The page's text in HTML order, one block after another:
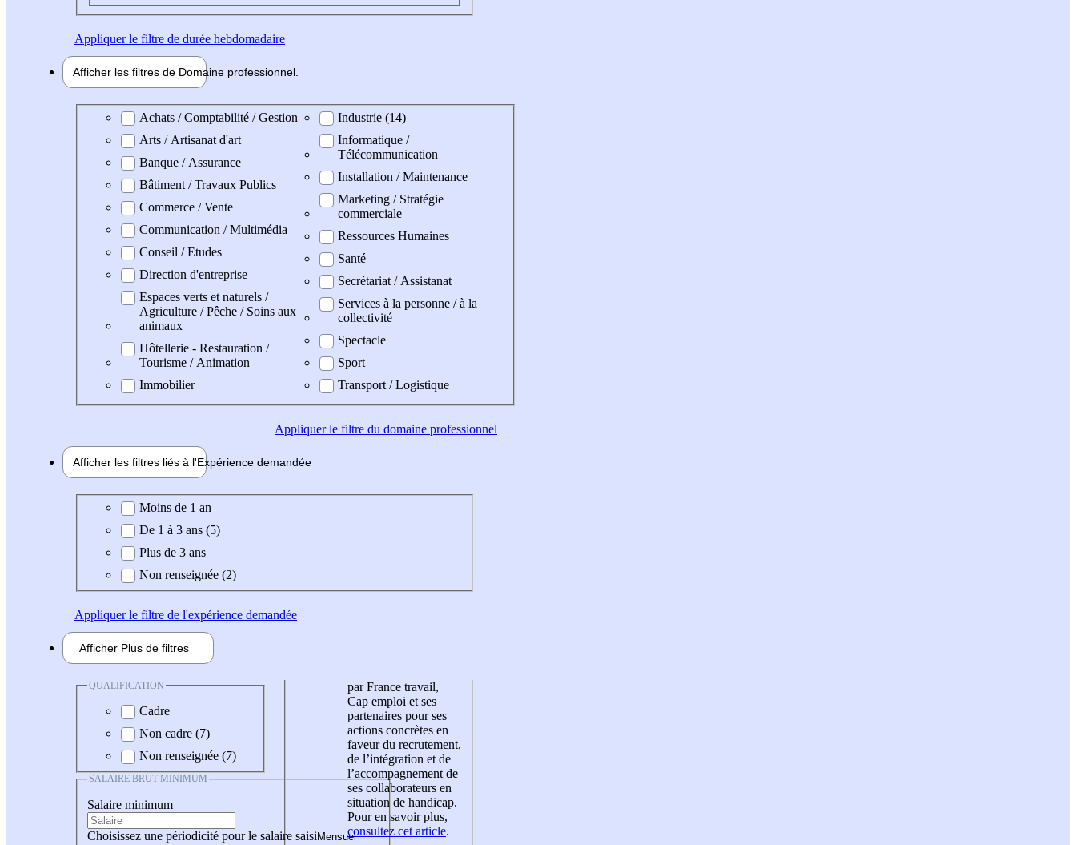
Appliquerle filtre de durée hebdomadaire
Afficher les filtres de Domaine professionnel
Domaine professionel
Achats / Comptabilité / Gestion
Arts / Artisanat d'art
Banque / Assurance
Bâtiment / Travaux Publics
Commerce / Vente
Communication / Multimédia
Conseil / Etudes
Direction d'entreprise
Espaces verts et naturels /
Agriculture / Pêche / Soins aux
animaux
Hôtellerie - Restauration /
Tourisme / Animation
Immobilier
Industrie (14)
Informatique /
Télécommunication
Installation / Maintenance
Marketing / Stratégie
commerciale
Ressources Humaines
Santé
Secrétariat / Assistanat
Services à la personne / à la
collectivité
Spectacle
Sport
Transport / Logistique
Appliquerle filtre du domaine professionnel
Afficher les filtres liés à l'Expérience demandée
Expérience demandée
Moins de 1 an
De 1 à 3 ans (5)
Plus de 3 ans
Non renseignée (2)
Appliquerle filtre de l'expérience demandée
Afficher Plus de filtres
QUALIFICATION
Cadre
Non cadre (7)
Non renseignée (7)
SALAIRE BRUT MINIMUM
Salaire minimum
Choisissez une périodicité pour le salaire saisi
par France travail,
Cap emploi et ses
partenaires pour ses
actions concrètes en
faveur du recrutement,
de l’intégration et de
l’accompagnement de
ses collaborateurs en
situation de handicap.
Pour en savoir plus,
consultez cet article.